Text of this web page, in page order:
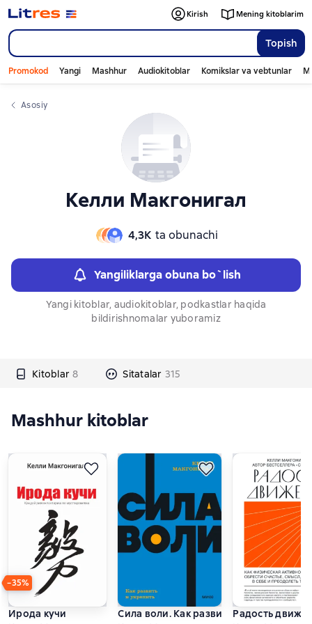
Topish
Kirish Mening kitoblarim
Promokod Yangi Mashhur Audiokitoblar Komikslar va vebtunlar
Asosiy
Келли Макгонигал
4,3К ta obunachi
Yangiliklarga obuna bo`lish
Yangi kitoblar, audiokitoblar, podkastlar haqida
bildirishnomalar yuboramiz
Kitoblar 8 Sitatalar 315
Слайдер с книгами
Mashhur kitoblar
−35%
Ирода кучи
Сила воли. Как развить и укрепить
Радость
Слайдер с книгами